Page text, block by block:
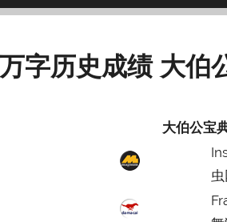
字历史成绩 大伯
大伯公宝
虫